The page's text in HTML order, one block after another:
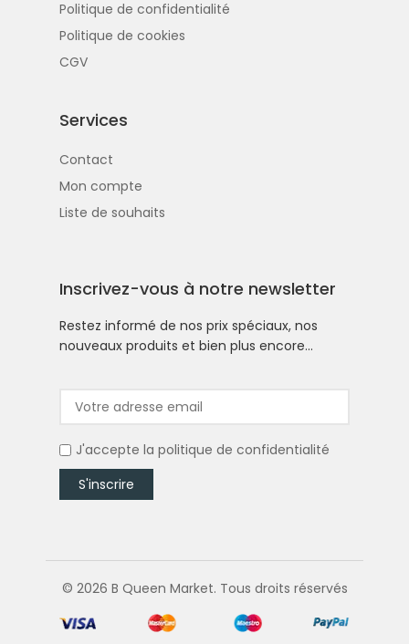
Politique de confidentialité
Politique de cookies
CGV
Services
Contact
Mon compte
Liste de souhaits
Inscrivez-vous à notre newsletter
Restez informé de nos prix spéciaux, nos
nouveaux produits et bien plus encore…
J'accepte la politique de confidentialité
© 2026 B Queen Market. Tous droits réservés